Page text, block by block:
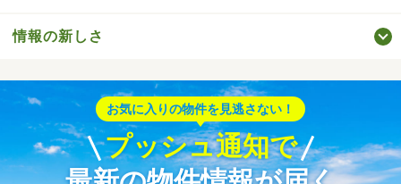
情報の新しさ
お気に入りの物件を見逃さない！
プッシュ通知で